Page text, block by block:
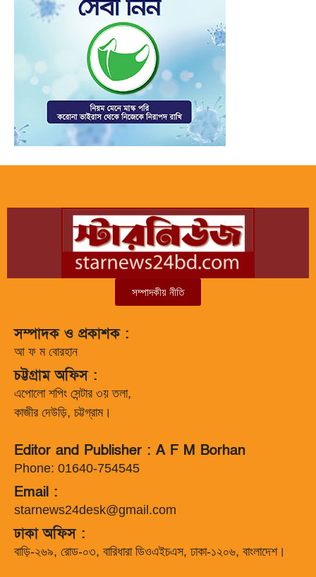
সম্পাদকীয় নীতি
সম্পাদক ও প্রকাশক :
আ ফ ম বোরহান
চট্টগ্রাম অফিস :
এপোলো শপিং সেন্টার ৩য় তলা,
কাজীর দেউড়ি, চট্টগ্রাম।
Editor and Publisher : A F M Borhan
Phone: 01640-754545
Email :
starnews24desk@gmail.com
ঢাকা অফিস :
বাড়ি-২৬৯, রোড-০৩, বারিধারা ডিওএইচএস, ঢাকা-১২০৬, বাংলাদেশ।